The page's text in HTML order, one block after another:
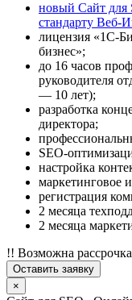
новый Сайт
стандарту Веб-
лицензия «1С-
бизнес»;
до 16 часов
руководителя
— 10 лет);
разработка
директора;
SEO-
настройка
маркетинговое
регистрация
2 месяца
2 месяца
!! Возможна
Оставить заявку
×